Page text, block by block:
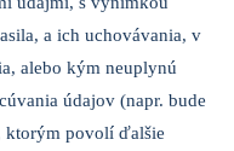
a ich uchovávania, v
alebo kým neuplynú
údajov (napr. bude
ktorým povolí ďalšie